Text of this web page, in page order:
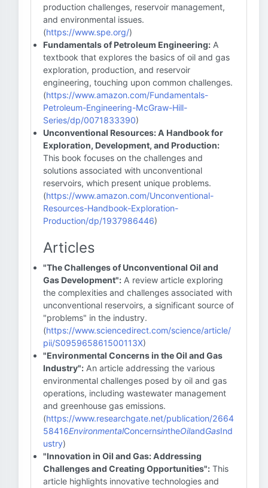
production challenges, reservoir management,
and environmental issues.
(https://www.spe.org/)
Fundamentals of Petroleum Engineering: A
textbook that explores the basics of oil and gas
exploration, production, and reservoir
engineering, touching upon common challenges.
(https://www.amazon.com/Fundamentals-
Petroleum-Engineering-McGraw-Hill-
Series/dp/0071833390)
Unconventional Resources: A Handbook for
Exploration, Development, and Production:
This book focuses on the challenges and
solutions associated with unconventional
reservoirs, which present unique problems.
(https://www.amazon.com/Unconventional-
Resources-Handbook-Exploration-
Production/dp/1937986446)
Articles
"The Challenges of Unconventional Oil and
Gas Development": A review article exploring
the complexities and challenges associated with
unconventional reservoirs, a significant source of
"problems" in the industry.
(https://www.sciencedirect.com/science/article/
pii/S095965861500113X)
"Environmental Concerns in the Oil and Gas
Industry": An article addressing the various
environmental challenges posed by oil and gas
operations, including wastewater management
and greenhouse gas emissions.
(https://www.researchgate.net/publication/2664
58416EnvironmentalConcernsintheOilandGasInd
ustry)
"Innovation in Oil and Gas: Addressing
Challenges and Creating Opportunities": This
article highlights innovative technologies and